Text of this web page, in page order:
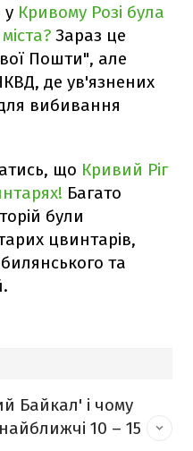
Кривому Розі була
Зараз це
Пошти", але
де ув'язнених
вибивання
що Кривий Ріг
Багато
були
цвинтарів,
та
Байкал' і чому
10 – 15